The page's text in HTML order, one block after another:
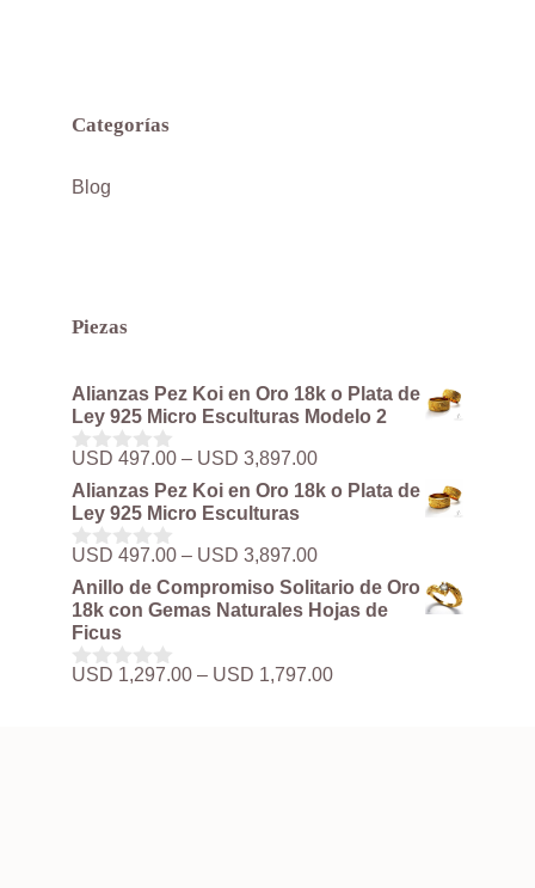
Categorías
Blog
Piezas
Alianzas Pez Koi en Oro 18k o Plata de
Ley 925 Micro Esculturas Modelo 2
0
d
e
5
USD 497.00 – USD 3,897.00Rango
de
precios:
USD 497.00
USD 3,897.00
Alianzas Pez Koi en Oro 18k o Plata de
Ley 925 Micro Esculturas
0
d
e
5
USD 497.00 – USD 3,897.00Rango
de
precios:
desde
hasta
Anillo de Compromiso Solitario de Oro
18k con Gemas Naturales Hojas de
Ficus
0
USD 1,297.00 – USD 1,797.00Rango